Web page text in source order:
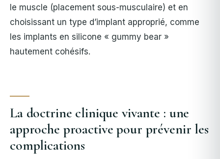
le muscle (placement sous-musculaire) et en
choisissant un type d’implant approprié, comme
les implants en silicone « gummy bear »
hautement cohésifs.
La doctrine clinique vivante : une
approche proactive pour prévenir les
complications